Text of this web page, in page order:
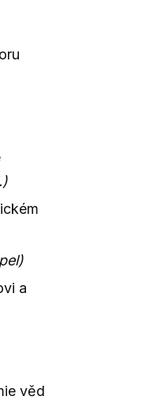
a
věd